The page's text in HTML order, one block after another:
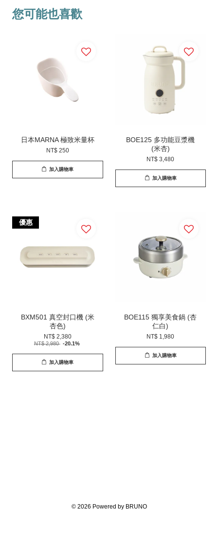
您可能也喜歡
日本MARNA 極致米量杯
NT$ 250
加入購物車
BOE125 多功能豆漿機
(米杏)
NT$ 3,480
加入購物車
優惠
BXM501 真空封口機 (米
杏色)
NT$ 2,380
NT$ 2,980 -20.1%
加入購物車
BOE115 獨享美食鍋 (杏
仁白)
NT$ 1,980
加入購物車
© 2026 Powered by BRUNO